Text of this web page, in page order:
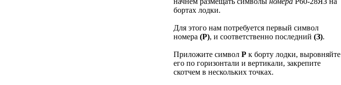
бортах лодки.
Для этого нам потребуется первый символ
номера (Р), и соответственно последний (З).
Приложите символ Р к борту лодки, выровняйте
его по горизонтали и вертикали, закрепите
скотчем в нескольких точках.